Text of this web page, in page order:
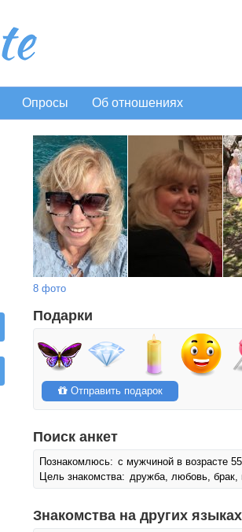
Опросы Об отношениях
8 фото
Подарки
Отправить подарок
Поиск анкет
Познакомлюсь: с мужчиной в возрасте
Цель знакомства: дружба, любовь, брак,
Знакомства на других языках